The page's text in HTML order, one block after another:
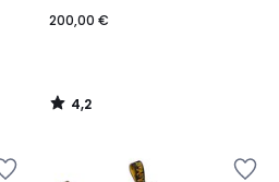
200,00 €
4,2
/